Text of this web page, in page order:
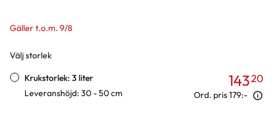
Gäller t.o.m. 9/8
Välj storlek
Varianter
Krukstorlek: 3 liter
Leveranshöjd: 30 - 50 cm
14320
Ord. pris179:-